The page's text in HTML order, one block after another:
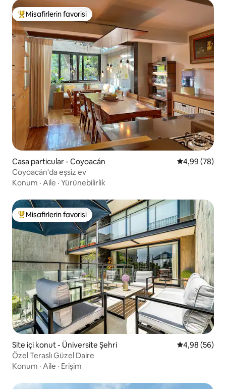
Misafirlerin favorilerinden en beğenilenler arasında
Misafirlerin favorisi
Casa particular - Coyoacán 5 üzerinden
4,99 (78)
Coyoacán'da eşsiz ev
Konum · Aile · Yürünebilirlik
Misafirlerin favorilerinden en beğenilenler arasında
Misafirlerin favorisi
Site içi konut - Üniversite Şehri 5 üzerinden
4,98 (56)
Özel Teraslı Güzel Daire
Konum · Aile · Erişim